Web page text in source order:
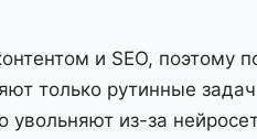
и SEO, поэтому
только рутинные
увольняют из-за